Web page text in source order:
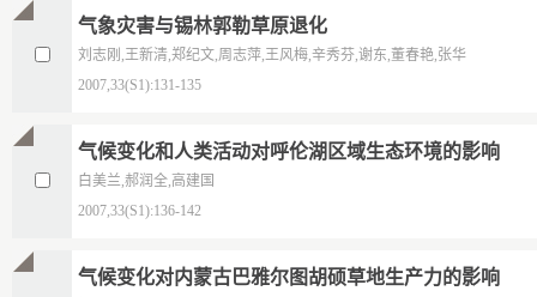
气象灾害与锡林郭勒草原退化
刘志刚,王新清,郑纪文,周志萍,王风梅,辛秀芬,谢东,董春艳,张华
2007,33(S1):131-135
气候变化和人类活动对呼伦湖区域生态环境的影响
白美兰,郝润全,高建国
2007,33(S1):136-142
气候变化对内蒙古巴雅尔图胡硕草地生产力的影响